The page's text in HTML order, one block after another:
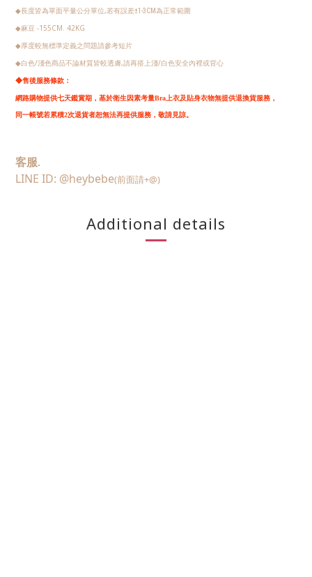
◆長度皆為單面平量公分單位,若有誤差±1-3CM 為正常範圍
◆麻豆 -155CM. 42KG
◆厚度較無標準定義之問題請參考短片
◆白色/淺色商品不論材質皆較透膚,請再搭上淺/白色安全內裡或背心
◆售後服務條款：
網路購物提供七天鑑賞期， 基於衛生因素考量Bra上衣及貼身衣物無提供退換貨服務，
同一帳號若累積2次退貨者恕無法再提供服務，敬請見諒。
客服.
LINE ID: @heybebe(前面請+@)
Additional details